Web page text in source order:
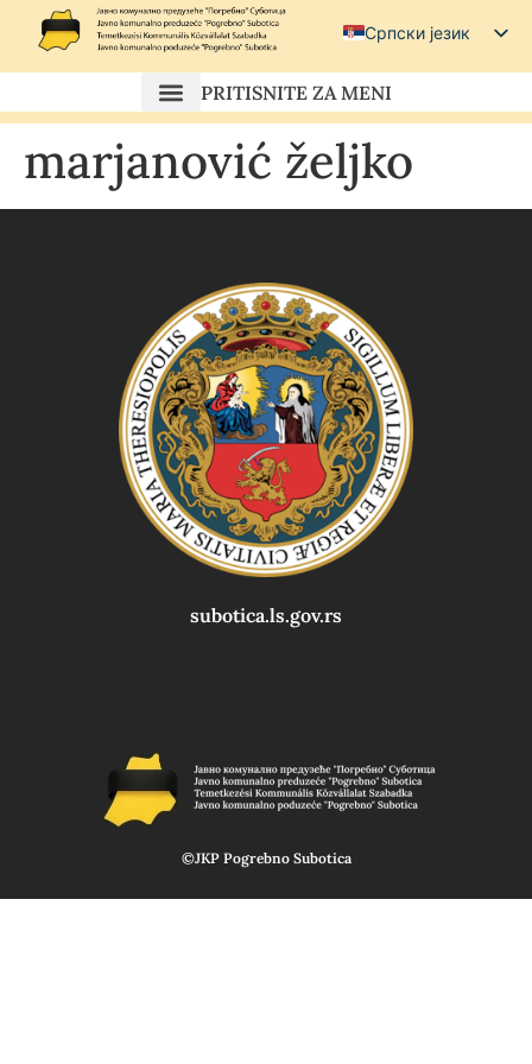
Српски језик
Српски (ћирилица)
Magyar
Hrvatski
PRITISNITE ZA MENI
marjanović željko
subotica.ls.gov.rs
©JKP Pogrebno Subotica